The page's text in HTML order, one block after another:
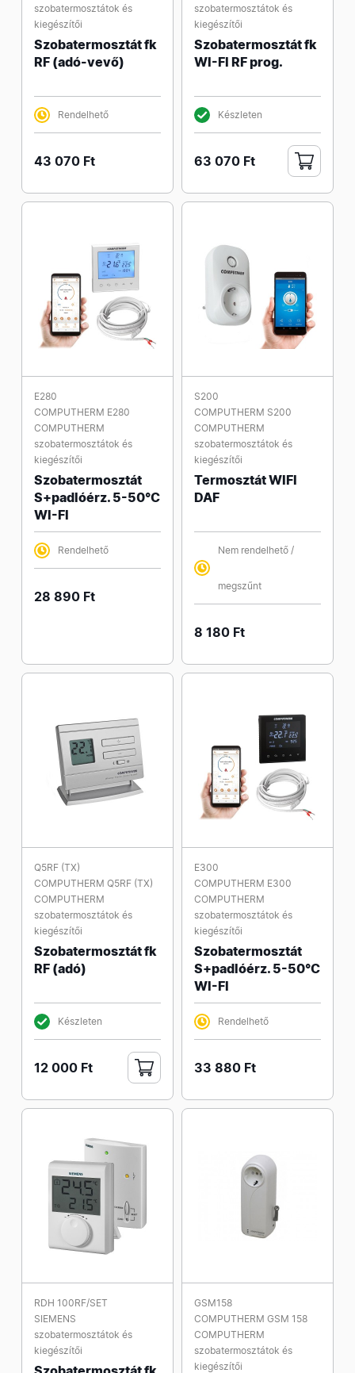
szobatermosztátok és
kiegészítői
Szobatermosztát fk
RF (adó-vevő)
Rendelhető
43 070 Ft
szobatermosztátok és
kiegészítői
Szobatermosztát fk
WI-FI RF prog.
Készleten
63 070 Ft
E280
COMPUTHERM E280
COMPUTHERM
szobatermosztátok és
kiegészítői
Szobatermosztát
S+padlóérz. 5-50°C
WI-FI
Rendelhető
28 890 Ft
S200
COMPUTHERM S200
COMPUTHERM
szobatermosztátok és
kiegészítői
Termosztát WIFI
DAF
Nem rendelhető /
megszűnt
8 180 Ft
Q5RF (TX)
COMPUTHERM Q5RF (TX)
COMPUTHERM
szobatermosztátok és
kiegészítői
Szobatermosztát fk
RF (adó)
Készleten
12 000 Ft
E300
COMPUTHERM E300
COMPUTHERM
szobatermosztátok és
kiegészítői
Szobatermosztát
S+padlóérz. 5-50°C
WI-FI
Rendelhető
33 880 Ft
RDH 100RF/SET
SIEMENS
szobatermosztátok és
kiegészítői
GSM158
COMPUTHERM GSM 158
COMPUTHERM
szobatermosztátok és
kiegészítői